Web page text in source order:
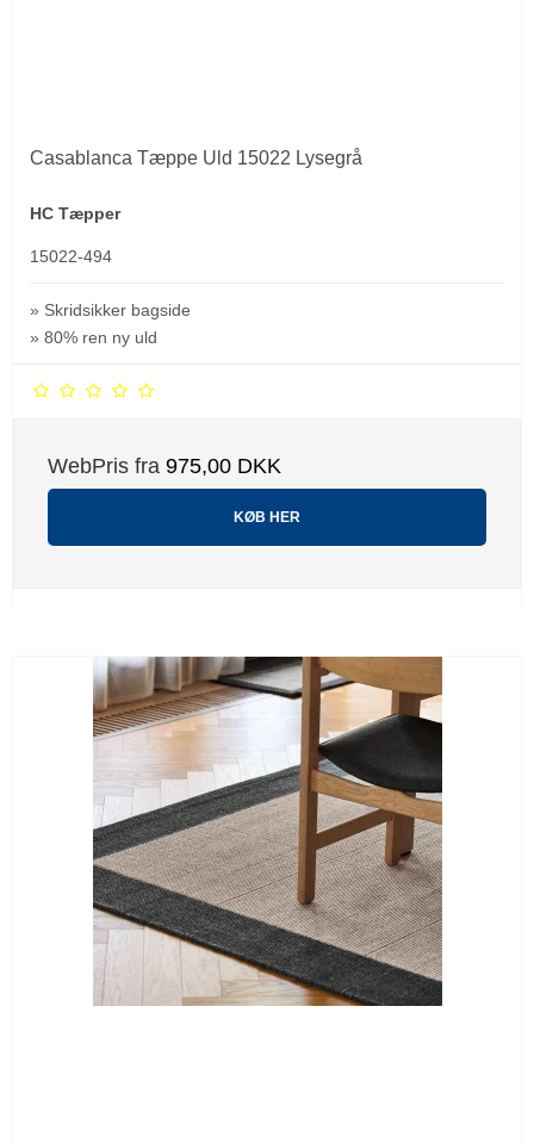
Casablanca Tæppe Uld 15022 Lysegrå
HC Tæpper
15022-494
» Skridsikker bagside
» 80% ren ny uld
WebPris fra 975,00 DKK
KØB HER